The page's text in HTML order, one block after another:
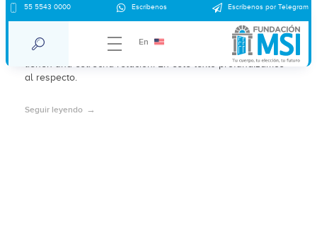
55 5543 0000 Escríbenos Escríbenos por Telegram
En
Endometriosis y aborto.
Muy poca gente sabe que la endometriosis y el aborto
tienen una estrecha relación. En este texto profundizamos
al respecto.
Seguir leyendo